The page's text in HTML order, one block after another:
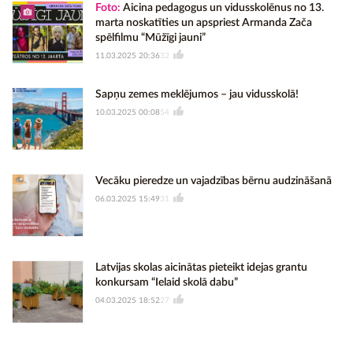
Foto: Aicina pedagogus un vidusskolēnus no 13.
marta noskatīties un apspriest Armanda Zača
spēlfilmu “Mūžīgi jauni”
11.03.2025 20:3632
Sapņu zemes meklējumos – jau vidusskolā!
10.03.2025 00:08 54
Vecāku pieredze un vajadzības bērnu audzināšanā
06.03.2025 15:49 31
Latvijas skolas aicinātas pieteikt idejas grantu
konkursam “Ielaid skolā dabu”
04.03.2025 18:52 27